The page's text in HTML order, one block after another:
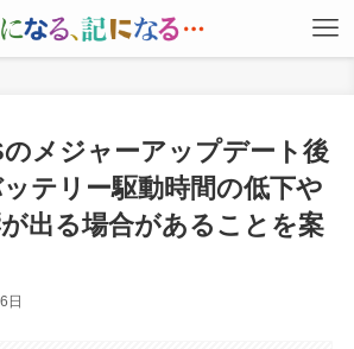
メジャーアップデート後
テリー駆動時間の低下や
出る場合があることを案
日